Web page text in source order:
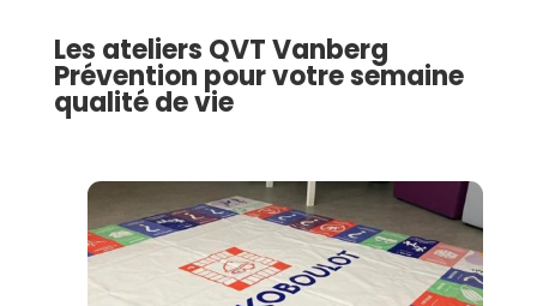
Les ateliers QVT Vanberg
Prévention pour votre semaine
qualité de vie